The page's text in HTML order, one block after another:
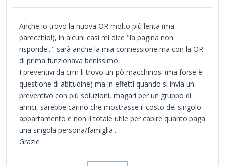
Anche io trovo la nuova OR molto più lenta (ma
parecchio!), in alcuni casi mi dice "la pagina non
risponde..." sarà anche la mia connessione ma con la OR
di prima funzionava benissimo.
I preventivi da crm li trovo un pò macchinosi (ma forse è
questione di abitudine) ma in effetti quando si invia un
preventivo con più soluzioni, magari per un gruppo di
amici, sarebbe carino che mostrasse il costo del singolo
appartamento e non il totale utile per capire quanto paga
una singola persona/famiglia..
Grazie